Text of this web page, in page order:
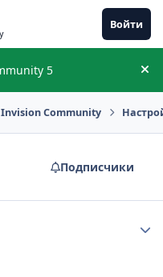
Войти
5
Invision Community
Подписчики